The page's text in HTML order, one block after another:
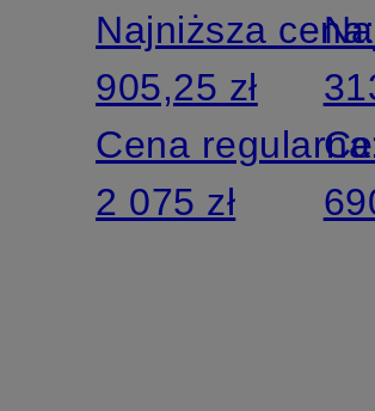
wstążką
Najniższa
905,25 zł
Cena
2 075 zł